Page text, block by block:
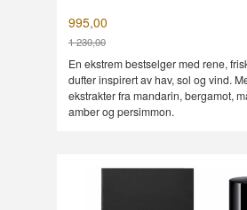
995,00
1 230,00
Rabatt
En ekstrem bestselger med rene,
dufter inspirert av hav, sol og vind.
ekstrakter fra mandarin, bergamot,
amber og persimmon.